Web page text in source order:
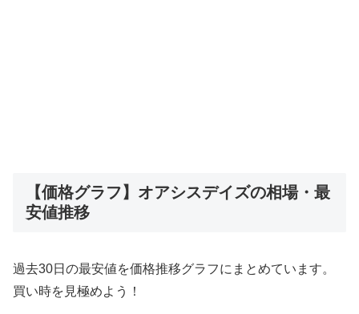
【価格グラフ】オアシスデイズの相場・最
安値推移
過去30日の最安値を価格推移グラフにまとめています。
買い時を見極めよう！